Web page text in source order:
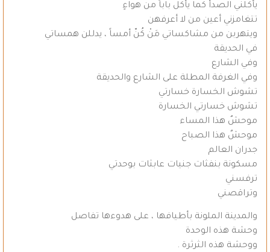
يأكلني الصدأ كما يأكل باباً من هواءٍ
تتغامزني أعين من لا أعرفهن
ويتهربن من مشاكساتي مَنْ كُنّ أمساً ، يدللن همساتي
في الحديقة
وفي الشارع
وفي الغرفة المطلة على الشارع والحديقة
تشوش الخسارة خسارتي
تشوش خسارتي الخسارة
موحشٌ هذا المساء
موحشٌ هذا الصباح
جدران العالم
مسكونة بنفثات جنيات عابثات بوحدتي
ترفسني
وتراقصني
والمدينة الملونة بأطيافها ، على هدوءها تفاصل
وحشة هذه الوحدة
ووحشة هذه الثرثرة .